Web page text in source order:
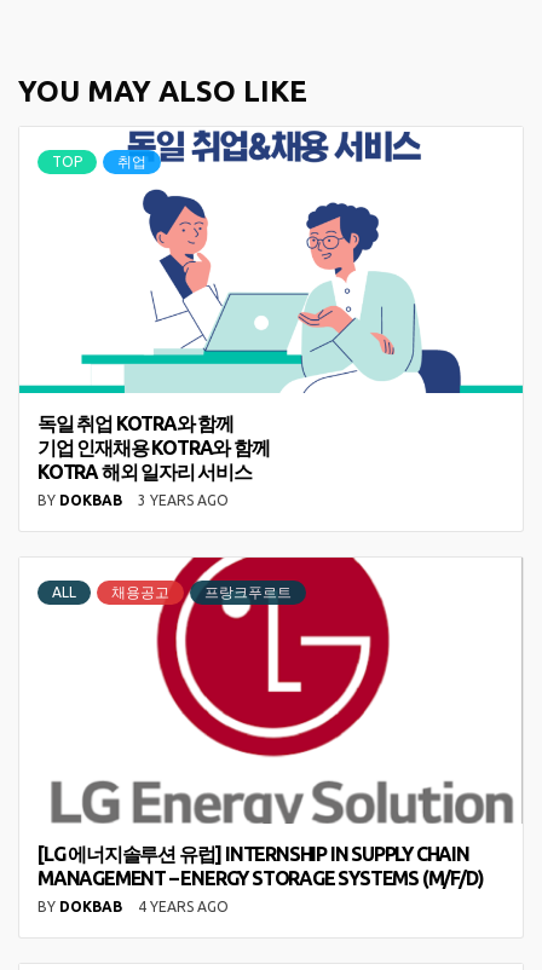
YOU MAY ALSO LIKE
TOP 취업
독일 취업 KOTRA와 함께
기업 인재채용 KOTRA와 함께
KOTRA 해외 일자리 서비스
BY DOKBAB 3 YEARS AGO
ALL 채용공고 프랑크푸르트
[LG 에너지솔루션 유럽] INTERNSHIP IN SUPPLY CHAIN
MANAGEMENT – ENERGY STORAGE SYSTEMS (M/F/D)
BY DOKBAB 4 YEARS AGO